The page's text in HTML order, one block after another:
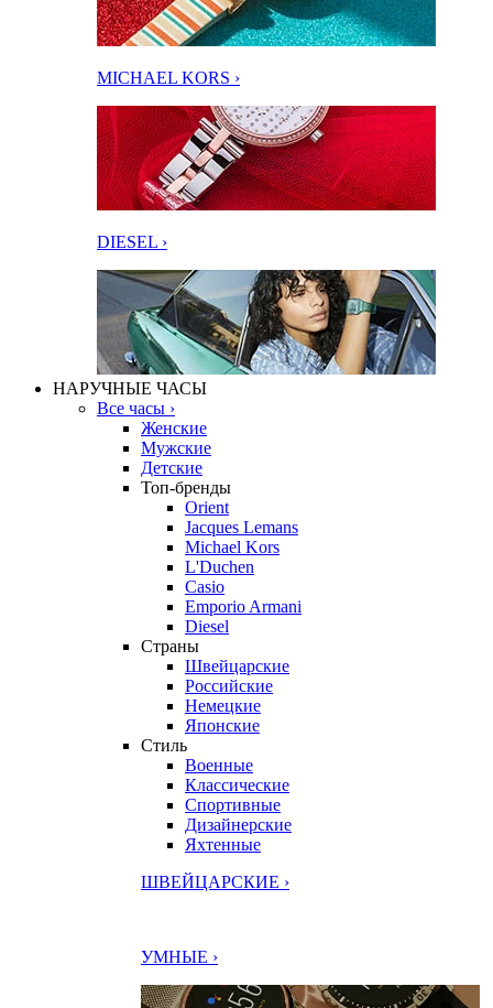
MICHAEL KORS ›
DIESEL ›
НАРУЧНЫЕ ЧАСЫ
Все часы ›
Женские
Мужские
Детские
Топ-бренды
Orient
Jacques Lemans
Michael Kors
L'Duchen
Casio
Emporio Armani
Diesel
Страны
Швейцарские
Российские
Немецкие
Японские
Стиль
Военные
Классические
Спортивные
Дизайнерские
Яхтенные
ШВЕЙЦАРСКИЕ ›
УМНЫЕ ›